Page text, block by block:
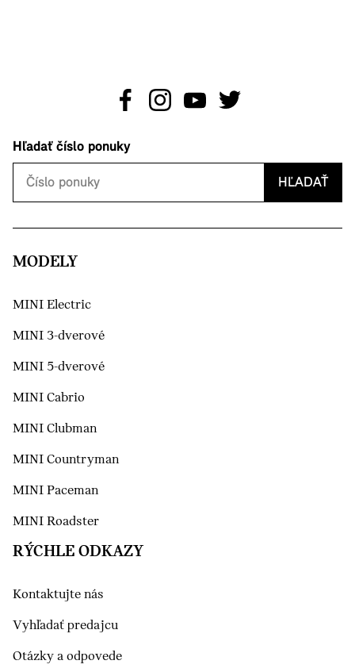
Hľadať číslo ponuky
HĽADAŤ
MODELY
MINI Electric
MINI 3-dverové
MINI 5-dverové
MINI Cabrio
MINI Clubman
MINI Countryman
MINI Paceman
MINI Roadster
RÝCHLE ODKAZY
Kontaktujte nás
Vyhľadať predajcu
Otázky a odpovede